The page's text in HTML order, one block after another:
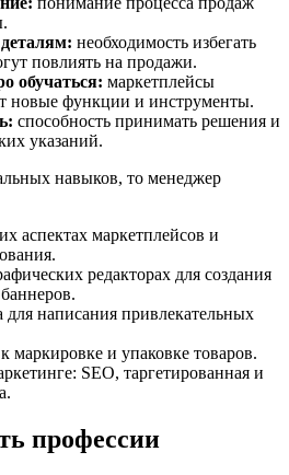
необходимость избегать
повлиять на продажи.
обучаться: маркетплейсы
новые функции и инструменты.
способность принимать решения и
указаний.
навыков, то менеджер
аспектах маркетплейсов и
редакторах для создания
написания привлекательных
маркировке и упаковке товаров.
SEO, таргетированная и
профессии